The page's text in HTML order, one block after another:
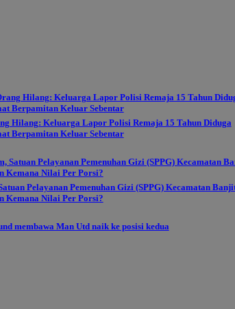
Hilang: Keluarga Lapor Polisi Remaja 15 Tahun Diduga
Berpamitan Keluar Sebentar
Pelayanan Pemenuhan Gizi (SPPG) Kecamatan
Kemana Nilai Per Porsi?
membawa Man Utd naik ke posisi kedua